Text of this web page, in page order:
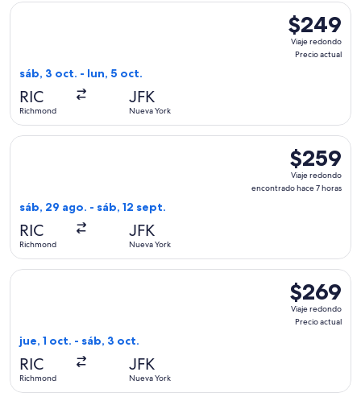
$249
Viaje
redondo,
$249
Viaje redondo
Precio actual
sáb, 3 oct. - lun, 5 oct.
RIC
Richmond
JFK
Nueva York
Seleccionar vuelo de Delta, con salida el sáb, 3 oct. desde
$259
Viaje
redondo,
$259
Viaje redondo
encontrado hace 7 horas
sáb, 29 ago. - sáb, 12 sept.
RIC
Richmond
JFK
Nueva York
Seleccionar vuelo de Delta, con salida el sáb, 29 ago.
$269
Viaje
redondo,
$269
Viaje redondo
Precio actual
jue, 1 oct. - sáb, 3 oct.
RIC
Richmond
JFK
Nueva York
Seleccionar vuelo de American Airlines, con salida el jue, 1